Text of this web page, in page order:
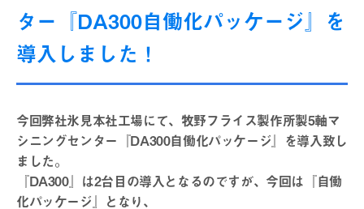
ター『DA300自働化パッケージ』を
導入しました！
今回弊社氷見本社工場にて、牧野フライス製作所製5軸マ
シニングセンター『DA300自働化パッケージ』を導入致し
ました。
『DA300』は2台目の導入となるのですが、今回は『自働
化パッケージ』となり、